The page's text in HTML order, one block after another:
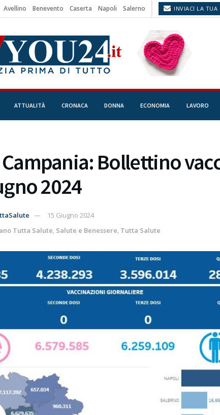
Avellino Benevento Caserta Napoli Salerno INVIACI LA TUA
ATTUALITÀ CRONACA DONNA ECONOMIA LAVORO
Bollettino
2024
15 Giugno 2024
Tutta Salute, Salute e Benessere, Tutta Salute